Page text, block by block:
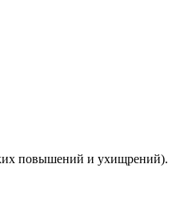
повышений и ухищрений).